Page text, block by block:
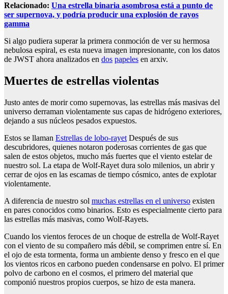
Relacionado: Una estrella binaria asombrosa está a punto de
ser supernova, y podría producir una explosión de rayos
gamma
Si algo pudiera superar la primera conmoción de ver su hermosa
nebulosa espiral, es esta nueva imagen impresionante, con los datos
de JWST ahora analizados en dos papeles en arxiv.
Muertes de estrellas violentas
Justo antes de morir como supernovas, las estrellas más masivas del
universo derraman violentamente sus capas de hidrógeno exteriores,
dejando a sus núcleos pesados expuestos.
Estos se llaman Estrellas de lobo-rayet Después de sus
descubridores, quienes notaron poderosas corrientes de gas que
salen de estos objetos, mucho más fuertes que el viento estelar de
nuestro sol. La etapa de Wolf-Rayet dura solo milenios, un abrir y
cerrar de ojos en las escamas de tiempo cósmico, antes de explotar
violentamente.
A diferencia de nuestro sol muchas estrellas en el universo existen
en pares conocidos como binarios. Esto es especialmente cierto para
las estrellas más masivas, como Wolf-Rayets.
Cuando los vientos feroces de un choque de estrella de Wolf-Rayet
con el viento de su compañero más débil, se comprimen entre sí. En
el ojo de esta tormenta, forma un ambiente denso y fresco en el que
los vientos ricos en carbono pueden condensarse en polvo. El primer
polvo de carbono en el cosmos, el primero del material que
componió nuestros propios cuerpos, se hizo de esta manera.